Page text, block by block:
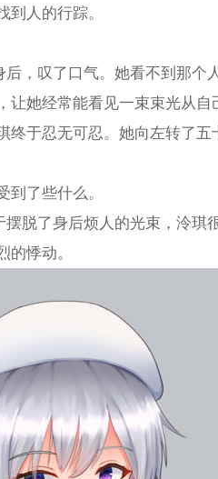
到人的行踪。
，叹了口气。她看不到那个
她经常能看见一束束光从自
于忍无可忍。她向左转了五
到了些什么。
脱了身后烦人的光束，泠琪
的悸动。